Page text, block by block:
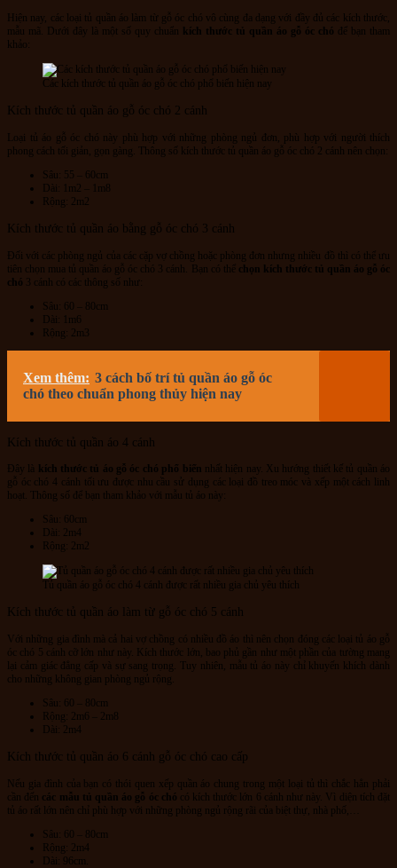
Hiện nay, các loại tủ quần áo làm từ gỗ óc chó vô cùng đa dạng với đầy đủ các kích thước,
mẫu mã. Dưới đây là một số quy chuẩn kích thước tủ quần áo gỗ óc chó để bạn tham
khảo:
Các kích thước tủ quần áo gỗ óc chó phổ biến hiện nay
Kích thước tủ quần áo gỗ óc chó 2 cánh
Loại tủ áo gỗ óc chó này phù hợp với những phòng ngủ đơn, phù hợp với người thích
phong cách tối giản, gọn gàng. Thông số kích thước tủ quần áo gỗ óc chó 2 cánh nên chọn:
Sâu: 55 – 60cm
Dài: 1m2 – 1m8
Rộng: 2m2
Kích thước tủ quần áo bằng gỗ óc chó 3 cánh
Đối với các phòng ngủ của các cặp vợ chồng hoặc phòng đơn nhưng nhiều đồ thì có thể ưu
tiên chọn mua tủ quần áo gỗ óc chó 3 cánh. Bạn có thể chọn kích thước tủ quần áo gỗ óc
chó 3 cánh có các thông số như:
Sâu: 60 – 80cm
Dài: 1m6
Rộng: 2m3
Xem thêm: 3 cách bố trí tủ quần áo gỗ óc
chó theo chuẩn phong thủy hiện nay
Kích thước tủ quần áo 4 cánh
Đây là kích thước tủ áo gỗ óc chó phổ biến nhất hiện nay. Xu hướng thiết kế tủ quần áo
gỗ óc chó 4 cánh tối ưu được nhu cầu sử dụng các loại đồ treo móc và xếp một cách linh
hoạt. Thông số để bạn tham khảo với mẫu tủ áo này:
Sâu: 60cm
Dài: 2m4
Rộng: 2m2
Tủ quần áo gỗ óc chó 4 cánh được rất nhiều gia chủ yêu thích
Kích thước tủ quần áo làm từ gỗ óc chó 5 cánh
Với những gia đình mà cả hai vợ chồng có nhiều đồ áo thì nên chọn đóng các loại tủ áo gỗ
óc chó 5 cánh cỡ lớn như này. Kích thước lớn, bao phủ gần như một phần của tường mang
lại cảm giác đẳng cấp và sự sang trọng. Tuy nhiên, mẫu tủ áo này chỉ khuyến khích dành
cho những không gian phòng ngủ rộng.
Sâu: 60 – 80cm
Rộng: 2m6 – 2m8
Dài: 2m4
Kích thước tủ quần áo 6 cánh gỗ óc chó cao cấp
Nếu gia đình của bạn có thói quen xếp quần áo chung trong một loại tủ thì chắc hẳn phải
cần đến các mẫu tủ quần áo gỗ óc chó có kích thước lớn 6 cánh như này. Vì diện tích đặt
tủ áo rất lớn nên chỉ phù hợp với những phòng ngủ rộng rãi của biệt thự, nhà phố,…
Sâu: 60 – 80cm
Rộng: 2m4
Dài: 96cm.